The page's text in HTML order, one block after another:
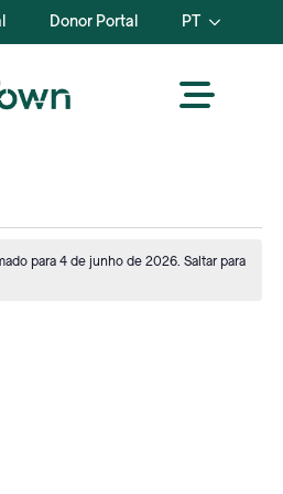
Donor Portal PT
para 4 de junho de 2026. Saltar para